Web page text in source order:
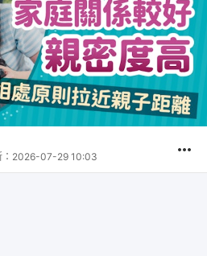
2026-07-29 10:03